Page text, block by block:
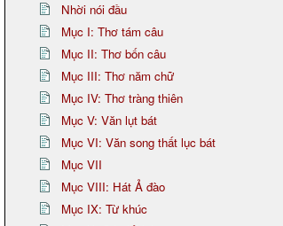
Nhời nói đầu
Mục I: Thơ tám câu
Mục II: Thơ bốn câu
Mục III: Thơ năm chữ
Mục IV: Thơ tràng thiên
Mục V: Văn lụt bát
Mục VI: Văn song thất lục bát
Mục VII
Mục VIII: Hát Ả đào
Mục IX: Từ khúc